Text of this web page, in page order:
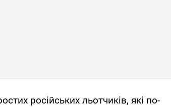
російських льотчиків, які по-